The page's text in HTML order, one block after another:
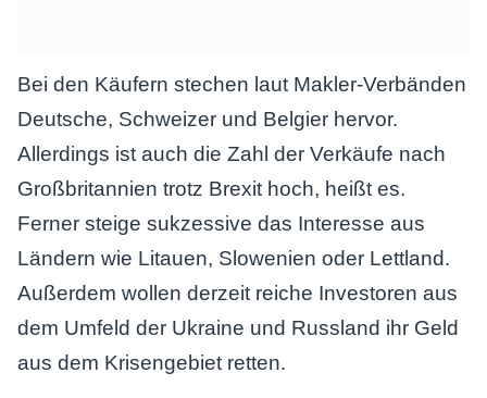
Bei den Käufern stechen laut Makler-Verbänden
Deutsche, Schweizer und Belgier hervor.
Allerdings ist auch die Zahl der Verkäufe nach
Großbritannien trotz Brexit hoch, heißt es.
Ferner steige sukzessive das Interesse aus
Ländern wie Litauen, Slowenien oder Lettland.
Außerdem wollen derzeit reiche Investoren aus
dem Umfeld der Ukraine und Russland ihr Geld
aus dem Krisengebiet retten.